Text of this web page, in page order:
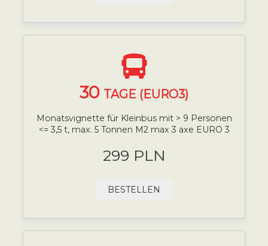
30 TAGE (EURO3)
Monatsvignette für Kleinbus mit > 9 Personen
<= 3,5 t, max. 5 Tonnen M2 max 3 axe EURO 3
299 PLN
BESTELLEN